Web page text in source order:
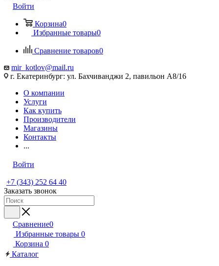
Войти
Корзина0
Избранные товары0
Сравнение товаров0
mir_kotlov@mail.ru
г. Екатеринбург: ул. Бахчиванджи 2, павильон А8/16
О компании
Услуги
Как купить
Производители
Магазины
Контакты
...
Войти
+7 (343) 252 64 40
Заказать звонок
Сравнение0
Избранные товары 0
Корзина 0
Каталог